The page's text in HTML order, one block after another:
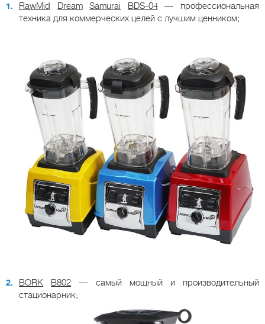
RawMid
Dream Samurai BDS-04— профессиональная
техника для коммерческих целей с лучшим ценником;
BORK B802 — самый мощный и производительный
стационарник;